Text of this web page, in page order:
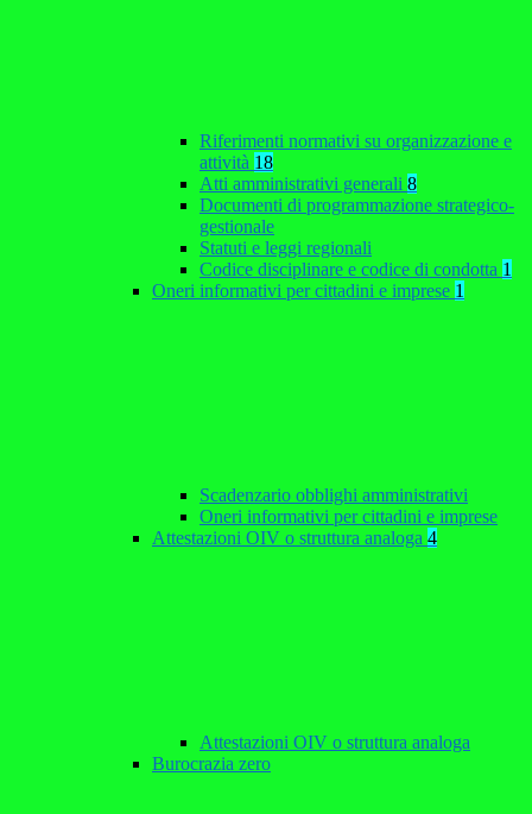
Riferimenti normativi su organizzazione e
attività 18
Atti amministrativi generali 8
Documenti di programmazione strategico-
gestionale
Statuti e leggi regionali
Codice disciplinare e codice di condotta 1
Oneri informativi per cittadini e imprese 1
Scadenzario obblighi amministrativi
Oneri informativi per cittadini e imprese
Attestazioni OIV o struttura analoga 4
Attestazioni OIV o struttura analoga
Burocrazia zero